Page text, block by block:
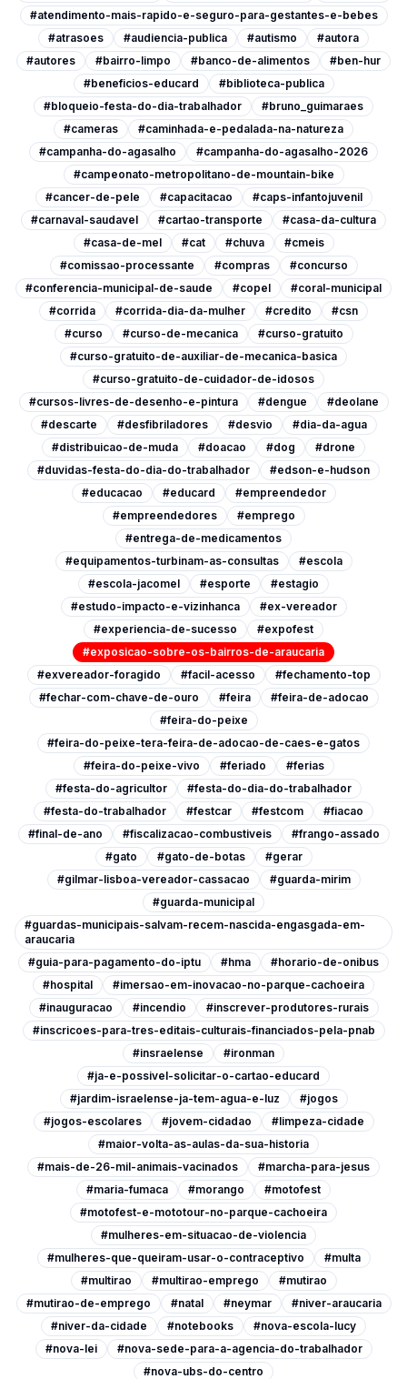
#atendimento-mais-rapido-e-seguro-para-gestantes-e-bebes
#atrasoes
#audiencia-publica #autismo
#autora
#autores
#bairro-limpo #banco-de-alimentos
#ben-hur
#beneficios-educard
#biblioteca-publica
#bloqueio-festa-do-dia-trabalhador
#bruno_guimaraes
#cameras
#caminhada-e-pedalada-na-natureza
#campanha-do-agasalho
#campanha-do-agasalho-2026
#campeonato-metropolitano-de-mountain-bike
#cancer-de-pele
#capacitacao
#caps-infantojuvenil
#carnaval-saudavel
#cartao-transporte
#casa-da-cultura
#casa-de-mel
#cat #chuva
#cmeis
#comissao-processante
#compras
#concurso
#conferencia-municipal-de-saude
#copel
#coral-municipal
#corrida
#corrida-dia-da-mulher #credito
#csn
#curso
#curso-de-mecanica
#curso-gratuito
#curso-gratuito-de-auxiliar-de-mecanica-basica
#curso-gratuito-de-cuidador-de-idosos
#cursos-livres-de-desenho-e-pintura
#dengue
#deolane
#descarte
#desfibriladores #desvio
#dia-da-agua
#distribuicao-de-muda
#doacao #dog
#drone
#duvidas-festa-do-dia-do-trabalhador
#edson-e-hudson
#educacao
#educard
#empreendedor
#empreendedores
#emprego
#entrega-de-medicamentos
#equipamentos-turbinam-as-consultas
#escola
#escola-jacomel
#esporte
#estagio
#estudo-impacto-e-vizinhanca
#ex-vereador
#experiencia-de-sucesso
#expofest
#exposicao-sobre-os-bairros-de-araucaria
#exvereador-foragido
#facil-acesso
#fechamento-top
#fechar-com-chave-de-ouro
#feira
#feira-de-adocao
#feira-do-peixe
#feira-do-peixe-tera-feira-de-adocao-de-caes-e-gatos
#feira-do-peixe-vivo
#feriado
#ferias
#festa-do-agricultor
#festa-do-dia-do-trabalhador
#festa-do-trabalhador
#festcar #festcom
#fiacao
#final-de-ano
#fiscalizacao-combustiveis
#frango-assado
#gato
#gato-de-botas
#gerar
#gilmar-lisboa-vereador-cassacao
#guarda-mirim
#guarda-municipal
#guardas-municipais-salvam-recem-nascida-engasgada-em-
araucaria
#guia-para-pagamento-do-iptu
#hma
#horario-de-onibus
#hospital
#imersao-em-inovacao-no-parque-cachoeira
#inauguracao
#incendio
#inscrever-produtores-rurais
#inscricoes-para-tres-editais-culturais-financiados-pela-pnab
#insraelense
#ironman
#ja-e-possivel-solicitar-o-cartao-educard
#jardim-israelense-ja-tem-agua-e-luz
#jogos
#jogos-escolares
#jovem-cidadao
#limpeza-cidade
#maior-volta-as-aulas-da-sua-historia
#mais-de-26-mil-animais-vacinados
#marcha-para-jesus
#maria-fumaca
#morango
#motofest
#motofest-e-mototour-no-parque-cachoeira
#mulheres-em-situacao-de-violencia
#mulheres-que-queiram-usar-o-contraceptivo
#multa
#multirao
#multirao-emprego
#mutirao
#mutirao-de-emprego
#natal #neymar
#niver-araucaria
#niver-da-cidade
#notebooks
#nova-escola-lucy
#nova-lei
#nova-sede-para-a-agencia-do-trabalhador
#nova-ubs-do-centro